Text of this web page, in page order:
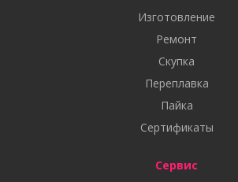
Изготовление
Ремонт
Скупка
Переплавка
Пайка
Сертификаты
Сервис